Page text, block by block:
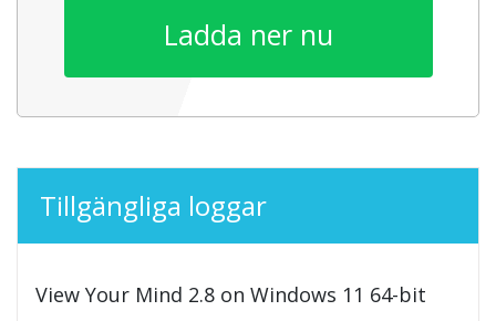
Ladda ner nu
Tillgängliga loggar
View Your Mind 2.8 on Windows 11 64-bit